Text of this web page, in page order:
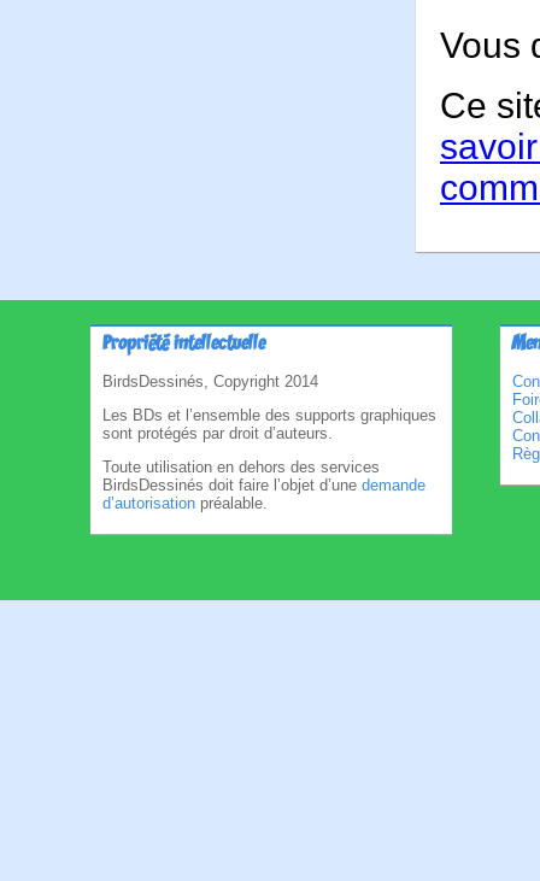
Vous
Ce
Propriété intellectuelle
BirdsDessinés, Copyright 2014
Les BDs et l’ensemble des supports graphiques
sont protégés par droit d’auteurs.
Toute utilisation en dehors des services
BirdsDessinés doit faire l’objet d’une demande
d’autorisation préalable.